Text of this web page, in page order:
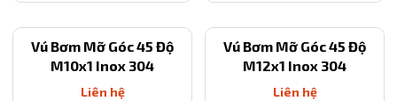
Vú Bơm Mỡ Góc 45 Độ
M10x1 Inox 304
Liên hệ
Vú Bơm Mỡ Góc 45 Độ
M12x1 Inox 304
Liên hệ